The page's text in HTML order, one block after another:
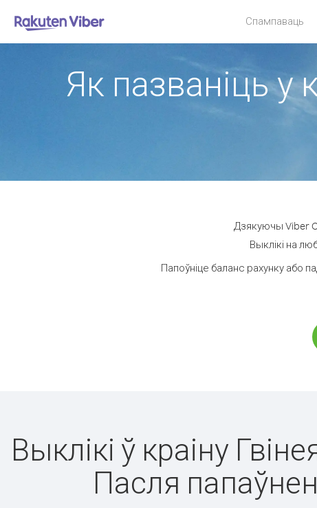
Спампаваць
Як пазваніць у
Дзякуючы Viber
Выклікі на
Папоўніце баланс рахунку або
Выклікі ў краіну
Пасля